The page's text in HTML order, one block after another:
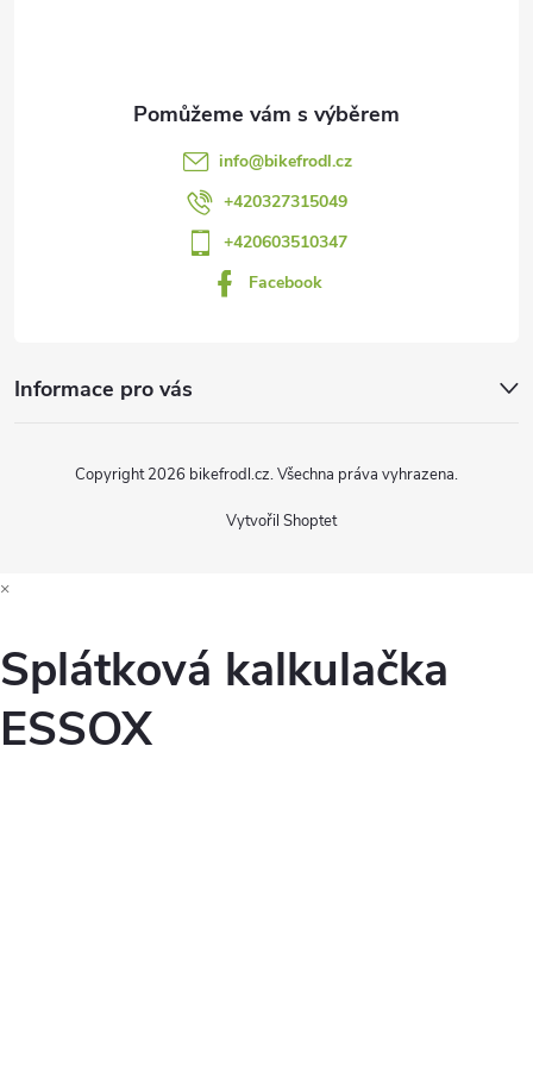
i
info@bikefrodl.cz
+420327315049
+420603510347
Facebook
Informace pro vás
Vytvořil Shoptet
Copyright 2026 bikefrodl.cz. Všechna práva vyhrazena.
×
Splátková kalkulačka
ESSOX